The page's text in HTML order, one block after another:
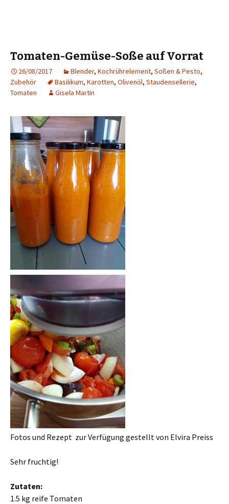
Tomaten-Gemüse-Soße auf Vorrat
26/08/2017 Blender, Kochrührelement, Soßen & Pesto,
Zubehör
Basilikum, Karotten, Olivenöl, Staudensellerie,
Tomaten
Gisela Martin
Fotos und Rezept zur Verfügung gestellt von Elvira Preiss
Sehr fruchtig!
Zutaten:
1.5 kg reife Tomaten